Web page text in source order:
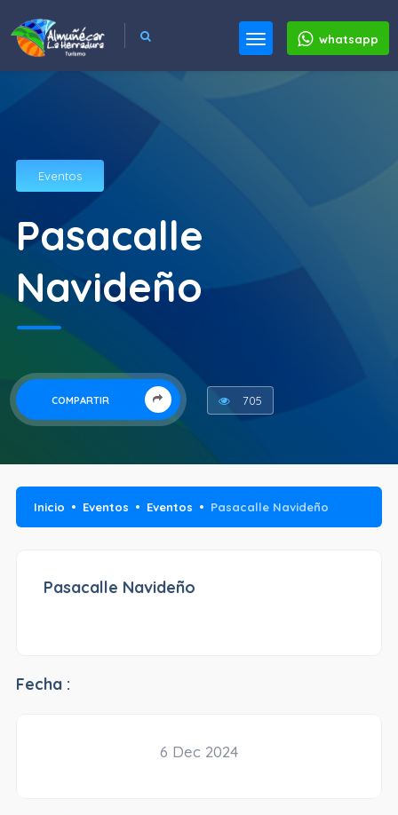
whatsapp
Eventos
Pasacalle
Navideño
COMPARTIR 705
Inicio Eventos Eventos Pasacalle Navideño
Pasacalle Navideño
Fecha :
6 Dec 2024